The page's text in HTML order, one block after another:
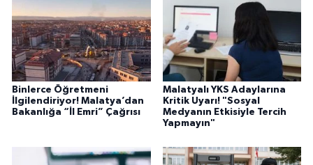
Binlerce Öğretmeni
İlgilendiriyor! Malatya’dan
Bakanlığa “İl Emri” Çağrısı
Malatyalı YKS Adaylarına
Kritik Uyarı! "Sosyal
Medyanın Etkisiyle Tercih
Yapmayın"